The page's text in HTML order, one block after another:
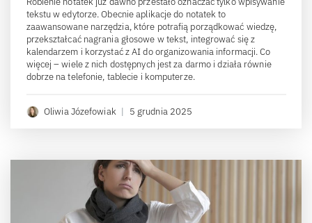
tekstu w edytorze. Obecnie aplikacje do notatek to
zaawansowane narzędzia, które potrafią porządkować wiedzę,
przekształcać nagrania głosowe w tekst, integrować się z
kalendarzem i korzystać z AI do organizowania informacji. Co
więcej – wiele z nich dostępnych jest za darmo i działa równie
dobrze na telefonie, tablecie i komputerze.
Oliwia Józefowiak | 5 grudnia 2025